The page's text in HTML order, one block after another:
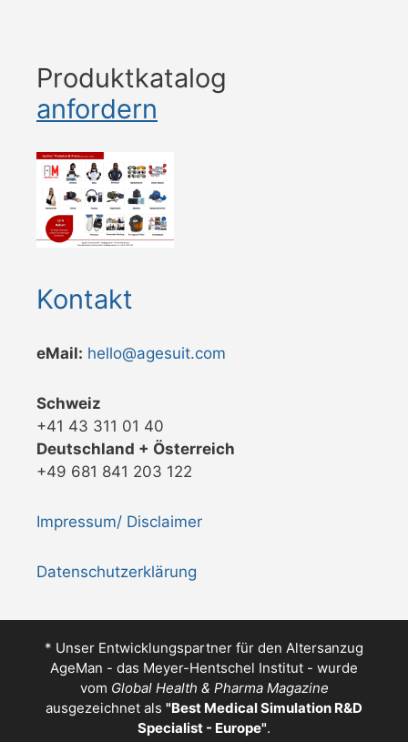
Produktkatalog
anfordern
Kontakt
eMail: hello@agesuit.com
Schweiz
+41 43 311 01 40
Deutschland + Österreich
+49 681 841 203 122
Impressum/ Disclaimer
Datenschutzerklärung
* Unser Entwicklungspartner für den Altersanzug
AgeMan - das Meyer-Hentschel Institut - wurde
vom Global Health & Pharma Magazine
ausgezeichnet als "Best Medical Simulation R&D
Specialist - Europe".